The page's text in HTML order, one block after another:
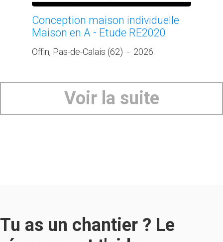
Conception maison individuelle
Maison en A - Etude RE2020
Offin, Pas-de-Calais (62) - 2026
Voir la suite
Tu as un chantier ? Le